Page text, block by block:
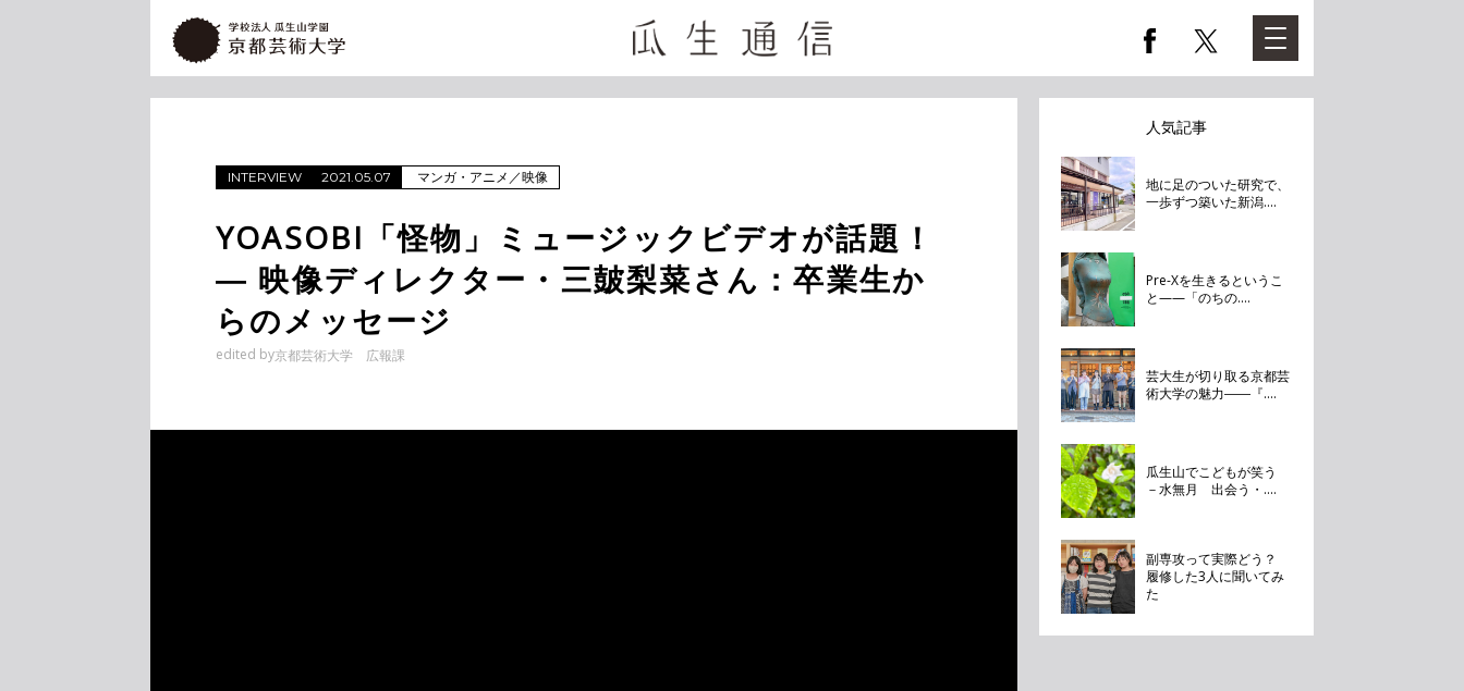
INTERVIEW 2021.05.07 マンガ・アニメ ／映像
YOASOBI「怪物」ミュージックビデオが話題！
― 映像ディレクター・三皷梨菜さん：卒業生か
らのメッセージ
edited by京都芸術大学 広報課
人気記事
地に足のついた研究で、
一歩ずつ築いた新潟....
Pre-Xを生きるというこ
と——「のちの....
芸大生が切り取る京都芸
術大学の魅力――『....
瓜生山でこどもが笑う
－水無月 出会う・....
副専攻って実際どう？
履修した3人に聞いてみ
た